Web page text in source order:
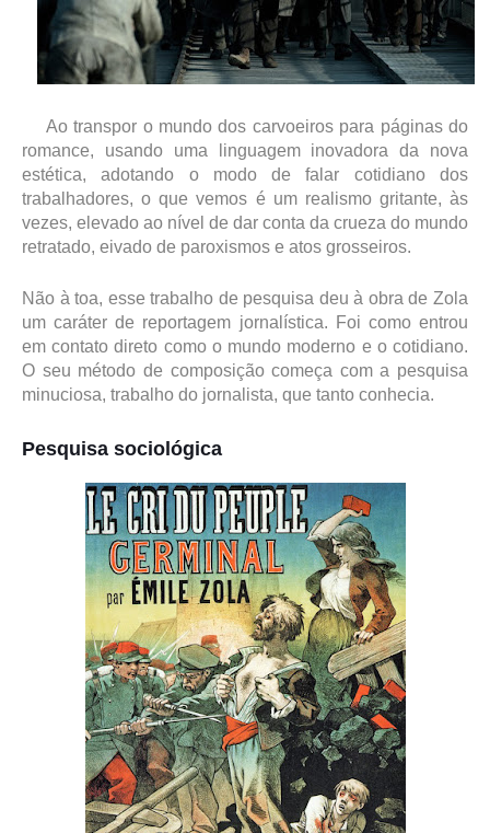
Ao transpor o mundo dos carvoeiros para páginas do
romance, usando uma linguagem inovadora da nova
estética, adotando o modo de falar cotidiano dos
trabalhadores, o que vemos é um realismo gritante, às
vezes, elevado ao nível de dar conta da crueza do mundo
retratado, eivado de paroxismos e atos grosseiros.
Não à toa, esse trabalho de pesquisa deu à obra de Zola
um caráter de reportagem jornalística. Foi como entrou
em contato direto como o mundo moderno e o cotidiano.
O seu método de composição começa com a pesquisa
minuciosa, trabalho do jornalista, que tanto conhecia.
Pesquisa sociológica